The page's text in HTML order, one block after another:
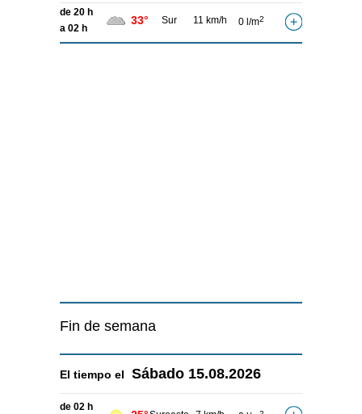
de 20 h
a 02 h
33° Sur 11 km/h 0 l/m2
Fin de semana
El tiempo el Sábado 15.08.2026
de 02 h